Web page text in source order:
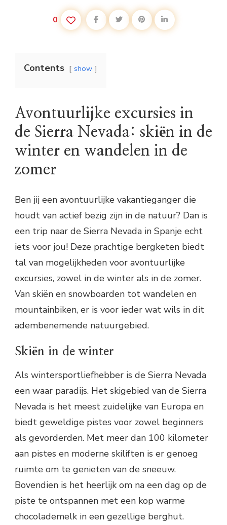
0
Contents show
Avontuurlijke excursies in
de Sierra Nevada: skiën in de
winter en wandelen in de
zomer
Ben jij een avontuurlijke vakantieganger die
houdt van actief bezig zijn in de natuur? Dan is
een trip naar de Sierra Nevada in Spanje echt
iets voor jou! Deze prachtige bergketen biedt
tal van mogelijkheden voor avontuurlijke
excursies, zowel in de winter als in de zomer.
Van skiën en snowboarden tot wandelen en
mountainbiken, er is voor ieder wat wils in dit
adembenemende natuurgebied.
Skiën in de winter
Als wintersportliefhebber is de Sierra Nevada
een waar paradijs. Het skigebied van de Sierra
Nevada is het meest zuidelijke van Europa en
biedt geweldige pistes voor zowel beginners
als gevorderden. Met meer dan 100 kilometer
aan pistes en moderne skiliften is er genoeg
ruimte om te genieten van de sneeuw.
Bovendien is het heerlijk om na een dag op de
piste te ontspannen met een kop warme
chocolademelk in een gezellige berghut.